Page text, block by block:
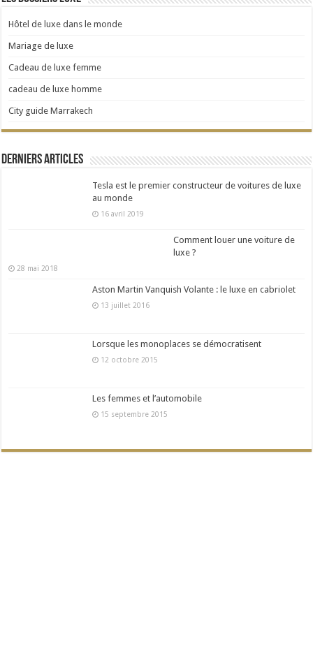
Hôtel de luxe dans le monde
Mariage de luxe
Cadeau de luxe femme
cadeau de luxe homme
City guide Marrakech
Derniers articles
Tesla est le premier constructeur de voitures de luxe
au monde
16 avril 2019
Comment louer une voiture de
luxe ?
28 mai 2018
Aston Martin Vanquish Volante : le luxe en cabriolet
13 juillet 2016
Lorsque les monoplaces se démocratisent
12 octobre 2015
Les femmes et l’automobile
15 septembre 2015